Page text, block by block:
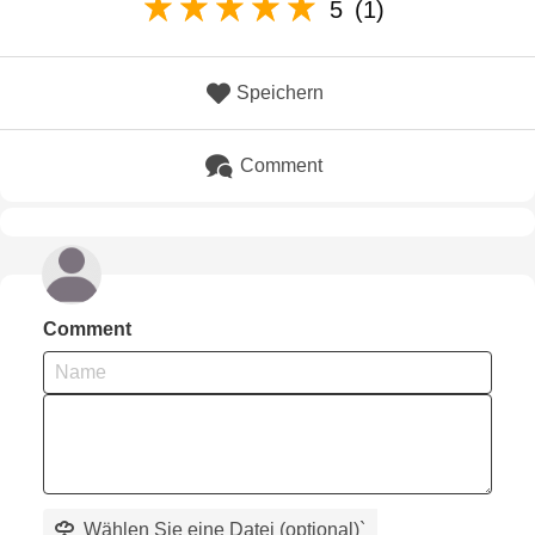
5 (1)
Speichern
Comment
Comment
Wählen Sie eine Datei (optional)`